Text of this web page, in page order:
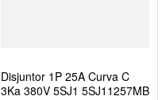
Disjuntor 1P 25A Curva C
3Ka 380V 5SJ1 5SJ11257MB